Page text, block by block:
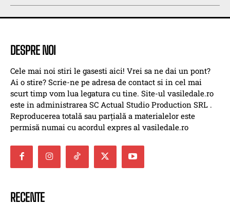
DESPRE NOI
Cele mai noi stiri le gasesti aici! Vrei sa ne dai un pont?
Ai o stire? Scrie-ne pe adresa de contact si in cel mai
scurt timp vom lua legatura cu tine. Site-ul vasiledale.ro
este in administrarea SC Actual Studio Production SRL .
Reproducerea totală sau parțială a materialelor este
permisă numai cu acordul expres al vasiledale.ro
RECENTE